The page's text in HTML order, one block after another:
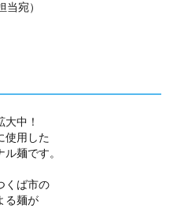
宛）
中！
使用した
麺です。
くば市の
る麺が